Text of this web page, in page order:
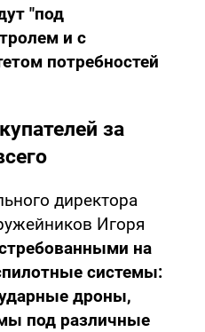
"под
и с
потребностей
за
директора
Игоря
на
системы:
дроны,
под различные